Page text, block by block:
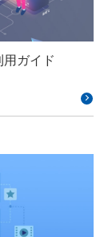
ガイド